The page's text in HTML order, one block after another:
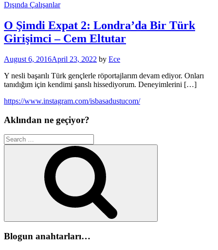
Dışında Çalışanlar
O Şimdi Expat 2: Londra’da Bir Türk
Girişimci – Cem Eltutar
August 6, 2016April 23, 2022 by Ece
Y nesli başarılı Türk gençlerle röportajlarım devam ediyor. Onları
tanıdığım için kendimi şanslı hissediyorum. Deneyimlerini […]
https://www.instagram.com/isbasadustucom/
Aklından ne geçiyor?
Search
for:
Blogun anahtarları…